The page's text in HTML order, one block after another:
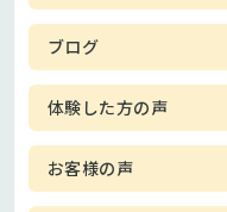
ブログ
体験した方の声
お客様の声